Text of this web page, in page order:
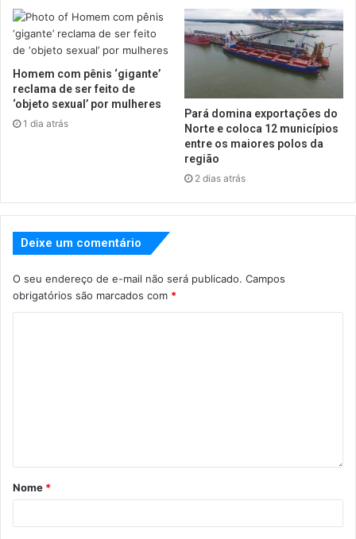
Homem com pênis ‘gigante’
reclama de ser feito de
‘objeto sexual’ por mulheres
1 dia atrás
Pará domina exportações do
Norte e coloca 12 municípios
entre os maiores polos da
região
2 dias atrás
Deixe um comentário
O seu endereço de e-mail não será publicado. Campos
obrigatórios são marcados com *
Nome *